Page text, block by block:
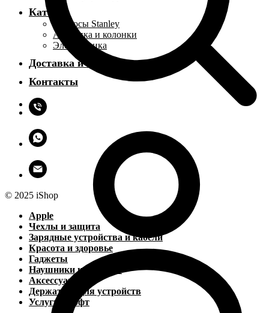
Каталог
Термосы Stanley
Акустика и колонки
Электроника
Доставка и оплата
Контакты
© 2025 iShop
Apple
Чехлы и защита
Зарядные устройства и кабели
Красота и здоровье
Гаджеты
Наушники и колонки
Аксессуары
Держатели для устройств
Услуги и софт